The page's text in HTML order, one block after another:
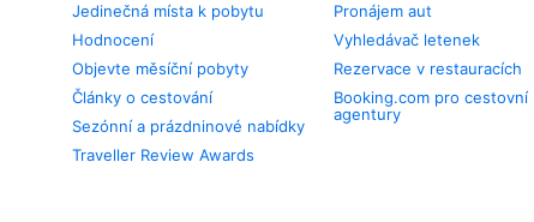
Jedinečná místa k pobytu
Hodnocení
Objevte měsíční pobyty
Články o cestování
Sezónní a prázdninové nabídky
Traveller Review Awards
Pronájem aut
Vyhledávač letenek
Rezervace v restauracích
Booking.com pro cestovní
agentury